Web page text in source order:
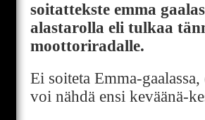
soitattekste emma
alastarolla eli tulkaa
moottoriradalle.
Ei soiteta Emma-
voi nähdä ensi keväänä-